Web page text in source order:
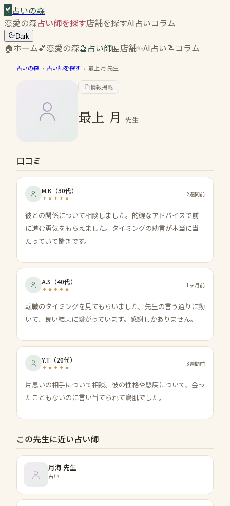
占いの森
恋愛の森占い師を探す店舗を探すAI占いコラム
Dark
🏠ホーム💕恋愛の森🔮占い師🏪店舗✨AI占い📝コラム
占いの森 › 占い師を探す › 最上 月 先生
情報掲載
最上 月 先生
口コミ
M.K （30代） 2週間前
彼との関係について相談しました。的確なアドバイスで前
に進む勇気をもらえました。タイミングの助言が本当に当
たっていて驚きです。
A.S （40代） 1ヶ月前
転職のタイミングを見てもらいました。先生の言う通りに動
いて、良い結果に繋がっています。感謝しかありません。
Y.T （20代） 3週間前
片思いの相手について相談。彼の性格や態度について、会っ
たこともないのに言い当てられて鳥肌でした。
この先生に近い占い師
月海 先生
占い